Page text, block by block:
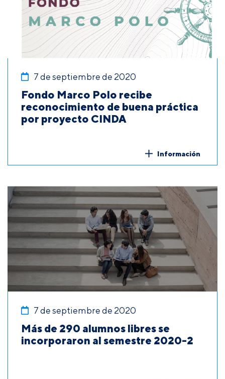
7 de septiembre de 2020
Fondo Marco Polo recibe
reconocimiento de buena práctica
por proyecto CINDA
Información
7 de septiembre de 2020
Más de 290 alumnos libres se
incorporaron al semestre 2020-2